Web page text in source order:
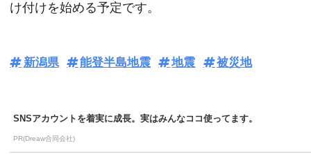
け付けを始める予定です。
新潟県 能登半島地震 地震 被災地
SNSアカウントを着実に成長。実はみんなココ使ってます。
PR(Dreaw合同会社)